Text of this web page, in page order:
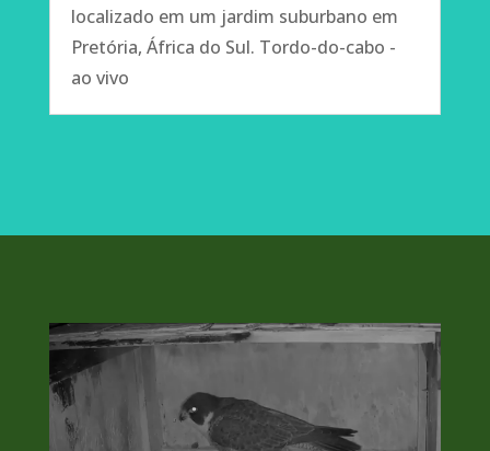
localizado em um jardim suburbano em
Pretória, África do Sul. Tordo-do-cabo -
ao vivo